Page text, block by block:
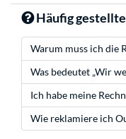
Häufig gestellte
Warum muss ich die
Was bedeutet „Wir
Ich habe meine
Wie reklamiere ich